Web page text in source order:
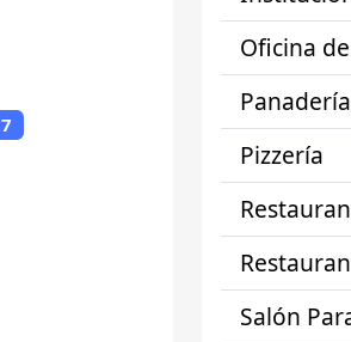
7
Oficina
Panadería
Pizzería
Salón